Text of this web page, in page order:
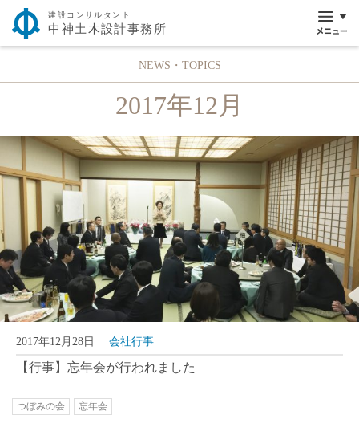
建設コンサルタント
中神土木設計事務所
NEWS・TOPICS
2017年12月
2017年12月28日 会社行事
【行事】忘年会が行われました
つぼみの会 忘年会